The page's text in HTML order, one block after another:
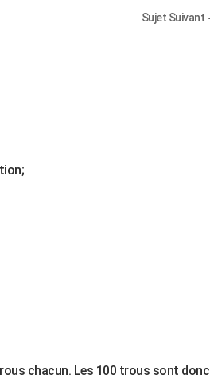
Sujet Suivant
chacun. Les 100 trous sont donc